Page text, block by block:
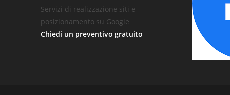
Servizi di realizzazione siti e
posizionamento su Google
Chiedi un preventivo gratuito